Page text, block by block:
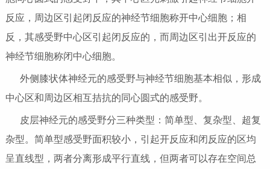
反应，周边区引起闭反应的神经节细胞称开中心细胞；相
反，其感受野中心区引起闭反应的，而周边区引出开反应的
神经节细胞称闭中心细胞。
外侧膝状体神经元的感受野与神经节细胞基本相似，形成
中心区和周边区相互拮抗的同心圆式的感受野。
皮层神经元的感受野分三种类型：简单型、复杂型、超复
杂型。简单型感受野面积较小，引起开反应和闭反应的区均
呈直线型，两者分离形成平行直线，但两者可以存在空间总